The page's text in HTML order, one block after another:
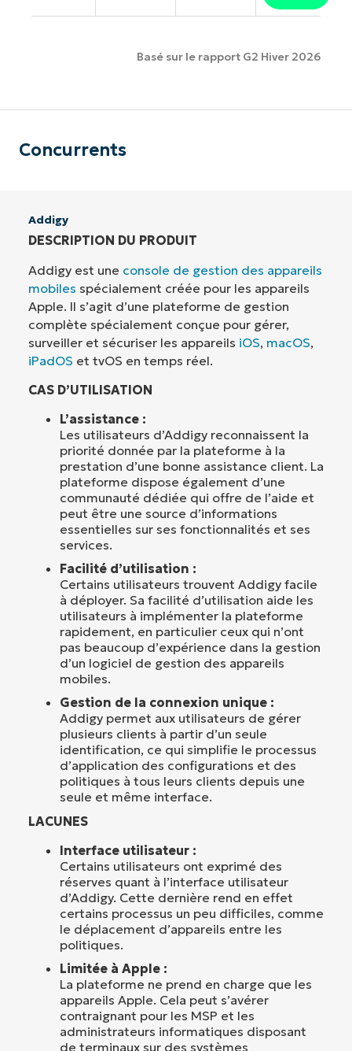
Basé sur le rapport G2 Hiver 2026
Concurrents
Addigy
DESCRIPTION DU PRODUIT
Addigy est une console de gestion des appareils
mobiles spécialement créée pour les appareils
Apple. Il s’agit d’une plateforme de gestion
complète spécialement conçue pour gérer,
surveiller et sécuriser les appareils iOS, macOS,
iPadOS et tvOS en temps réel.
CAS D’UTILISATION
L’assistance :
Les utilisateurs d’Addigy reconnaissent la
priorité donnée par la plateforme à la
prestation d’une bonne assistance client. La
plateforme dispose également d’une
communauté dédiée qui offre de l’aide et
peut être une source d’informations
essentielles sur ses fonctionnalités et ses
services.
Facilité d’utilisation :
Certains utilisateurs trouvent Addigy facile
à déployer. Sa facilité d’utilisation aide les
utilisateurs à implémenter la plateforme
rapidement, en particulier ceux qui n’ont
pas beaucoup d’expérience dans la gestion
d’un logiciel de gestion des appareils
mobiles.
Gestion de la connexion unique :
Addigy permet aux utilisateurs de gérer
plusieurs clients à partir d’un seule
identification, ce qui simplifie le processus
d’application des configurations et des
politiques à tous leurs clients depuis une
seule et même interface.
LACUNES
Interface utilisateur :
Certains utilisateurs ont exprimé des
réserves quant à l’interface utilisateur
d’Addigy. Cette dernière rend en effet
certains processus un peu difficiles, comme
le déplacement d’appareils entre les
politiques.
Limitée à Apple :
La plateforme ne prend en charge que les
appareils Apple. Cela peut s’avérer
contraignant pour les MSP et les
administrateurs informatiques disposant
de terminaux sur des systèmes